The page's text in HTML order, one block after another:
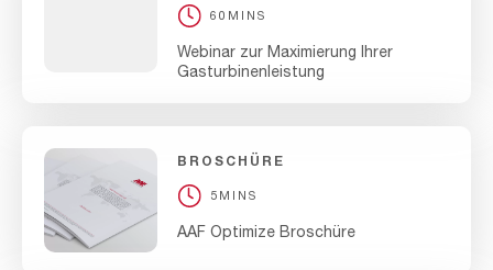
60MINS
Webinar zur Maximierung Ihrer
Gasturbinenleistung
BROSCHÜRE
5MINS
AAF Optimize Broschüre